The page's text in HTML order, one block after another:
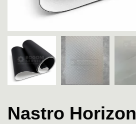
Nastro Horizon